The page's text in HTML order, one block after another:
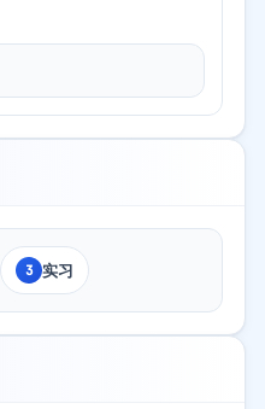
3 实习